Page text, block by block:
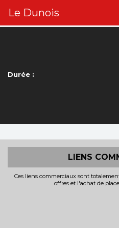
Le Dunois
Durée :
LIENS
Ces liens commerciaux sont
offres et l'achat de